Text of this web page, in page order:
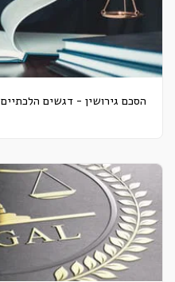
הסכם גירושין - דגשים הלכתיים